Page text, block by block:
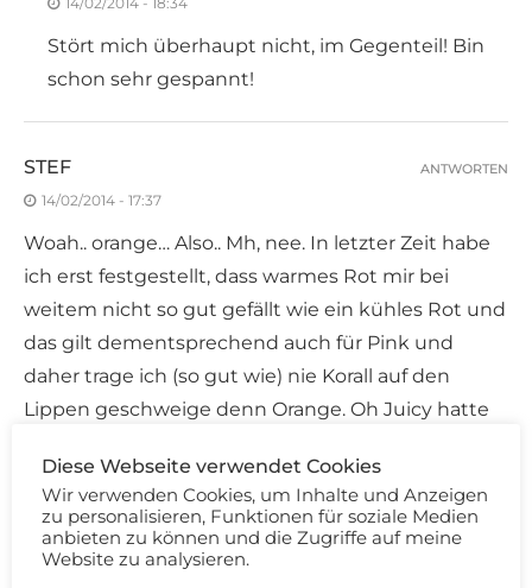
Stört mich überhaupt nicht, im Gegenteil! Bin
schon sehr gespannt!
STEF
14/02/2014 - 17:37
Woah.. orange… Also.. Mh, nee. In letzter Zeit habe
ich erst festgestellt, dass warmes Rot mir bei
weitem nicht so gut gefällt wie ein kühles Rot und
das gilt dementsprechend auch für Pink und
daher trage ich (so gut wie) nie Korall auf den
Lippen geschweige denn Orange. Oh Juicy hatte
mir. Ich glaube ich möchte diesen Trend
auslassen!
Dir steht es allerdings richtig gut und wirkt auch
weniger orange als tomatig. Die
ANTWORTEN
Diese Webseite verwendet Cookies
Wir verwenden Cookies, um Inhalte und Anzeigen
zu personalisieren, Funktionen für soziale Medien
anbieten zu können und die Zugriffe auf meine
Website zu analysieren.